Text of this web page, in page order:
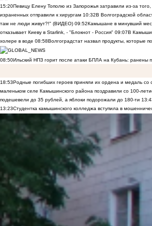
15:20Певицу Елену Тополю из Запорожья затравили из-за
израненных отправили к хирургам 10:32В Волгоградской
там не люди живут?!" (ВИДЕО) 09:52Камышане в минувший
отказывает Киеву в Starlink, - "Блокнот - Россия" 09:07В
холере в воде 08:58Волгоградстат назвал продукты,
08:50Ильский НПЗ горит после атаки БПЛА на Кубань: ранены
18:53Родные погибших героев приняли их ордена и медаль
маленьком селе Камышинского района поздравили со 100-
подешевели до 35 рублей, а яблоки подорожали до 180-ти
13:23Студентка камышинского колледжа вступила в